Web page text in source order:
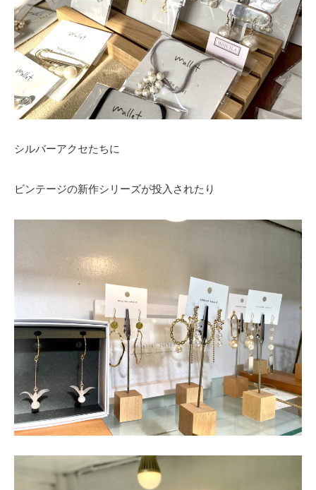
シルバーアクセたちに
ビンテージの新作シリーズが投入されたり